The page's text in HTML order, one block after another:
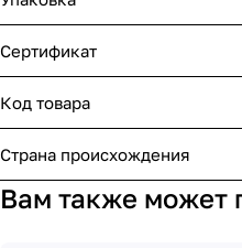
Сертификат
Код товара
Страна происхождения
Вам также может